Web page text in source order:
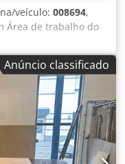
veículo: 008694,
Área de trabalho do
suportes de
11 KW Número
de eixos de
Número de
Anúncio classificado